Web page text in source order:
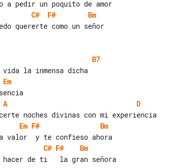
C#
F#
Bm
quererte como un señor
B7
Em
A
D
Em F#
Bm
C# F#
Bm
hacer de ti   la gran señora